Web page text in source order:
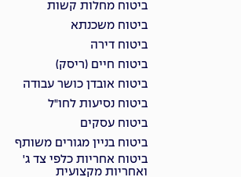
ביטוח מחלות קשות
ביטוח משכנתא
ביטוח דירה
ביטוח חיים (ריסק)
ביטוח אובדן כושר עבודה
ביטוח נסיעות לחו"ל
ביטוח עסקים
ביטוח בניין מגורים משותף
ביטוח אחריות כלפי צד ג'
ואחריות מקצועית